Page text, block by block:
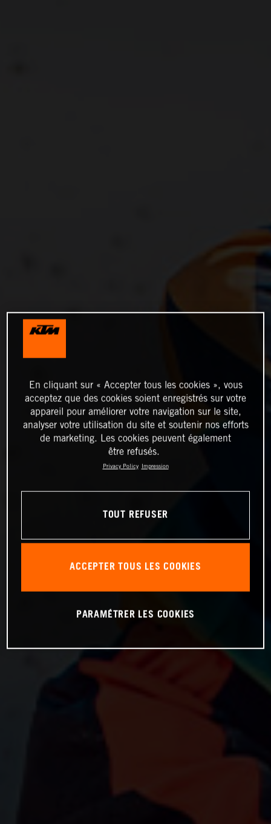
En cliquant sur « Accepter tous les cookies », vous
acceptez que des cookies soient enregistrés sur votre
appareil pour améliorer votre navigation sur le site,
analyser votre utilisation du site et soutenir nos efforts
de marketing. Les cookies peuvent également
être refusés.
Privacy Policy Impression
TOUT REFUSER
ACCEPTER TOUS LES COOKIES
PARAMÉTRER LES COOKIES